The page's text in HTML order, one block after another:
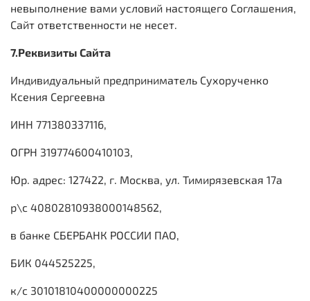
невыполнение вами условий настоящего Соглашения,
Сайт ответственности не несет.
7.Реквизиты Сайта
Индивидуальный предприниматель Сухорученко
Ксения Сергеевна
ИНН 771380337116,
ОГРН 319774600410103,
Юр. адрес: 127422, г. Москва, ул. Тимирязевская 17а
р\с 40802810938000148562,
в банке СБЕРБАНК РОССИИ ПАО,
БИК 044525225,
к/с 30101810400000000225